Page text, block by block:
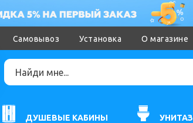
Самовывоз Установка О магазине
ДУШЕВЫЕ КАБИНЫ